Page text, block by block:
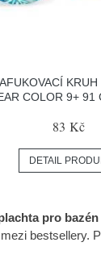
COLOR 9+ 91
83 Kč
DETAIL
pro
bestsellery.